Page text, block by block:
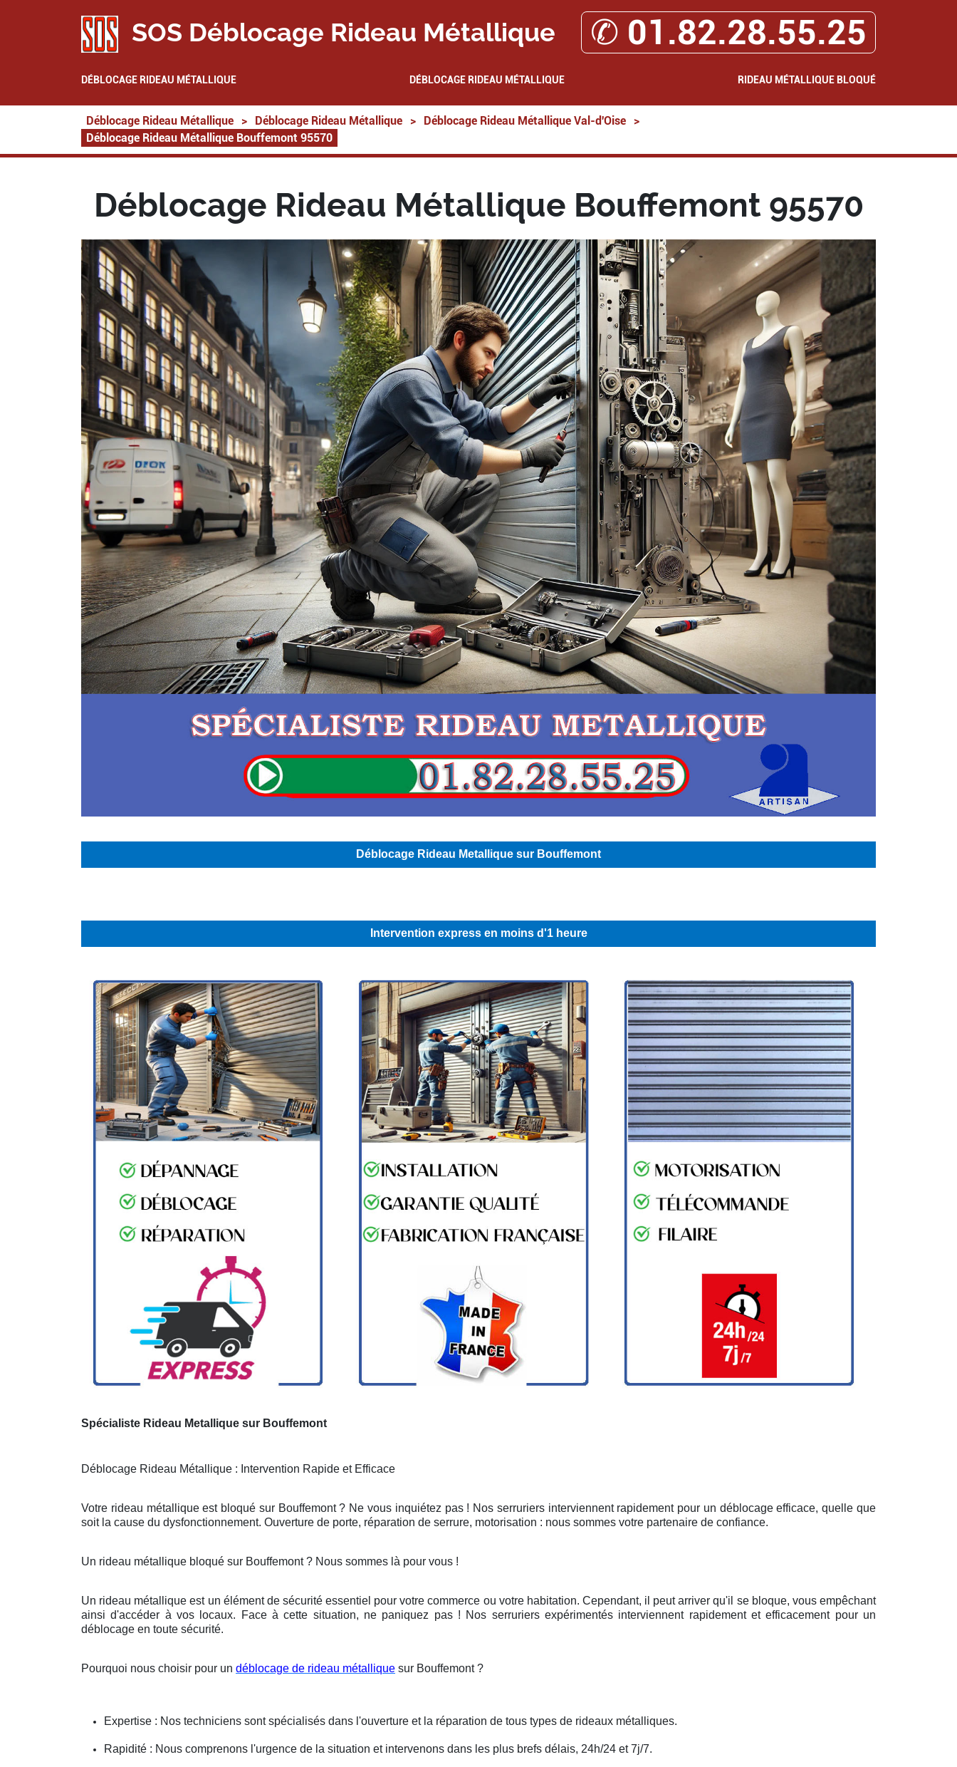
SOS Déblocage Rideau Métallique ✆ 01.82.28.55.25
DÉBLOCAGE RIDEAU MÉTALLIQUE DÉBLOCAGE RIDEAU MÉTALLIQUE RIDEAU MÉTALLIQUE BLOQUÉ
Déblocage Rideau Métallique > Déblocage Rideau Métallique > Déblocage Rideau Métallique Val-d'Oise
>
Déblocage Rideau Métallique Bouffemont 95570
Déblocage Rideau Métallique Bouffemont 95570
Déblocage Rideau Metallique sur Bouffemont
Intervention express en moins d'1 heure
Spécialiste Rideau Metallique sur Bouffemont
Déblocage Rideau Métallique : Intervention Rapide et Efficace
Votre rideau métallique est bloqué sur Bouffemont ? Ne vous inquiétez pas ! Nos serruriers interviennent rapidement pour un déblocage efficace, quelle que
soit la cause du dysfonctionnement. Ouverture de porte, réparation de serrure, motorisation : nous sommes votre partenaire de confiance.
Un rideau métallique bloqué sur Bouffemont ? Nous sommes là pour vous !
Un rideau métallique est un élément de sécurité essentiel pour votre commerce ou votre habitation. Cependant, il peut arriver qu'il se bloque, vous empêchant
ainsi d'accéder à vos locaux. Face à cette situation, ne paniquez pas ! Nos serruriers expérimentés interviennent rapidement et efficacement pour un
déblocage en toute sécurité.
Pourquoi nous choisir pour un déblocage de rideau métallique sur Bouffemont ?
Expertise : Nos techniciens sont spécialisés dans l'ouverture et la réparation de tous types de rideaux métalliques.
Rapidité : Nous comprenons l'urgence de la situation et intervenons dans les plus brefs délais, 24h/24 et 7j/7.